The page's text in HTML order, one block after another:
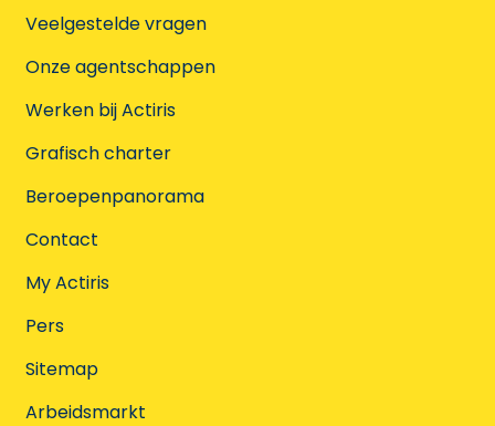
Veelgestelde vragen
Onze agentschappen
Werken bij Actiris
Grafisch charter
Beroepenpanorama
Contact
My Actiris
Pers
Sitemap
Arbeidsmarkt